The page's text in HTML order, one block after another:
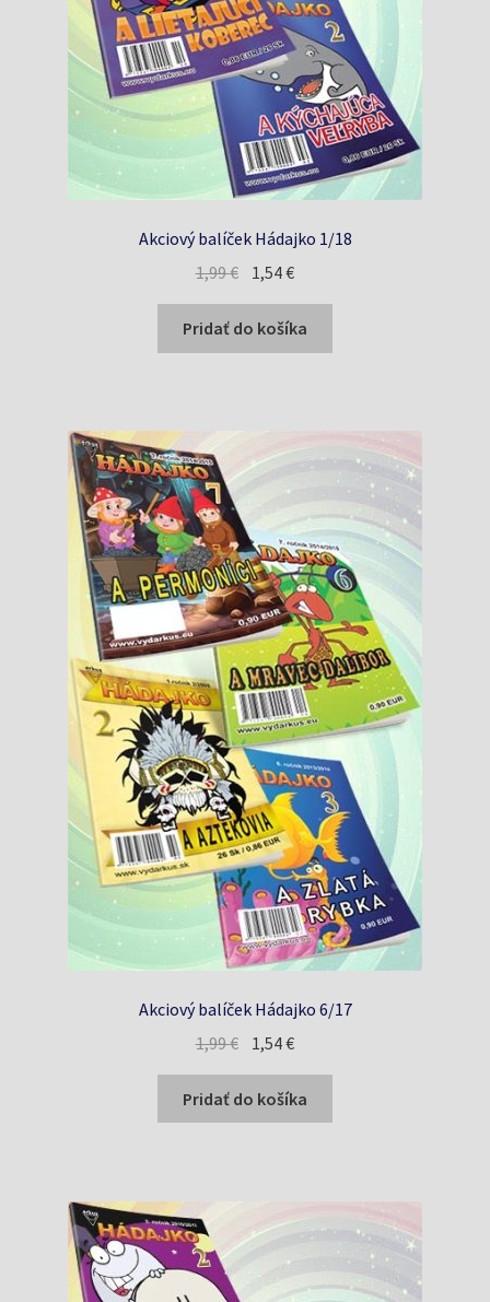
Akciový balíček Hádajko 1/18
1,99€ Pôvodná
bola:
1,99 €.
1,54€Aktuálna
je:
1,54 €.
Pridať do košíka
Akciový balíček Hádajko 6/17
1,99€ Pôvodná
bola:
1,99 €.
1,54€Aktuálna
je:
1,54 €.
Pridať do košíka